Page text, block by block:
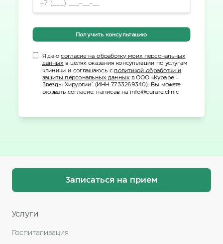
Получить консультацию
Я даюсогласие на обработку моих персональных
данных в целях оказания консультации по услугам
клиники и соглашаюсь с политикой обработки и
защиты персональных данных в ООО «Кураре –
Звезды Хирургии" (ИНН 7733269340). Вы можете
отозвать согласие, написав на info@curare.clinic
Услуги
Госпитализация
Записаться на прием